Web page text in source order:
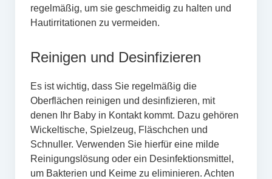
regelmäßig, um sie geschmeidig zu halten und
Hautirritationen zu vermeiden.
Reinigen und Desinfizieren
Es ist wichtig, dass Sie regelmäßig die
Oberflächen reinigen und desinfizieren, mit
denen Ihr Baby in Kontakt kommt. Dazu gehören
Wickeltische, Spielzeug, Fläschchen und
Schnuller. Verwenden Sie hierfür eine milde
Reinigungslösung oder ein Desinfektionsmittel,
um Bakterien und Keime zu eliminieren. Achten